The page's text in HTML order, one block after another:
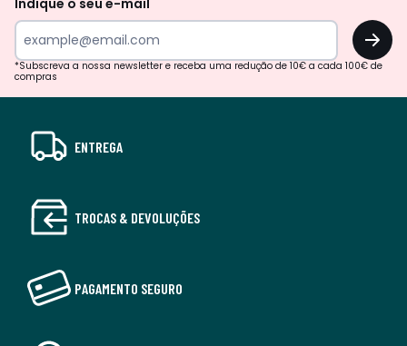
Indique o seu e-mail
OK
*Subscreva a nossa newsletter e receba uma redução de 10€ a cada 100€ de
compras
ENTREGA
TROCAS & DEVOLUÇÕES
PAGAMENTO SEGURO